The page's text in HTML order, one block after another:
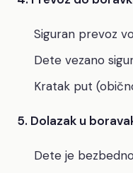
Siguran prevoz
Dete vezano
Kratak put
5. Dolazak u
Dete je